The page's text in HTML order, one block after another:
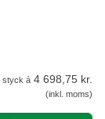
styck á 4 698,75 kr.
(inkl. moms)